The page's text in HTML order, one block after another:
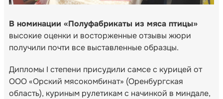
В номинации «Полуфабрикаты из мяса птицы»
высокие оценки и восторженные отзывы жюри
получили почти все выставленные образцы.
Дипломы I степени присудили самсе с курицей от
ООО «Орский мясокомбинат» (Оренбургская
область), куриным рулетикам с начинкой в миндале,